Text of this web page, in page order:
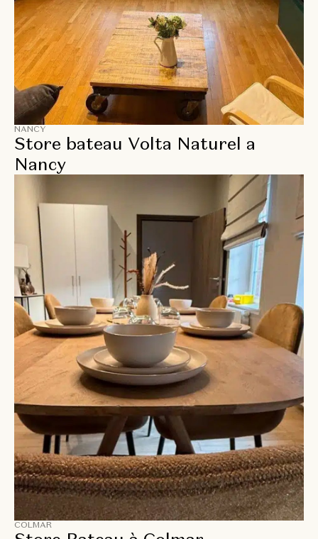
NANCY
Store bateau Volta Naturel a
Nancy
COLMAR